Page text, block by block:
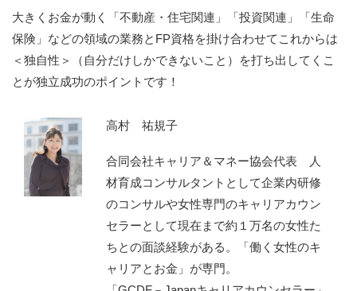
大きくお金が動く「不動産・住宅関連」「投資関連」「生命
保険」などの領域の業務とFP資格を掛け合わせてこれからは
＜独自性＞（自分だけしかできないこと）を打ち出してくこ
とが独立成功のポイントです！
高村 祐規子
合同会社キャリア＆マネー協会代表 人
材育成コンサルタントとして企業内研修
のコンサルや女性専門のキャリアカウン
セラーとして現在まで約１万名の女性た
ちとの面談経験がある。「働く女性のキ
ャリアとお金」が専門。